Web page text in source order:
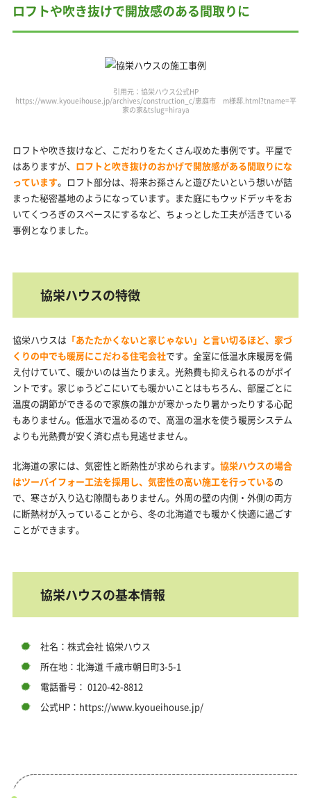
ロフトや吹き抜けで開放感のある間取りに
引用元：協栄ハウス公式HP
https://www.kyoueihouse.jp/archives/construction_c/恵庭市 m様邸.html?tname=平
家の家&tslug=hiraya
ロフトや吹き抜けなど、こだわりをたくさん収めた事例です。平屋で
はありますが、 ロフトと吹き抜けのおかげで開放感がある間取りにな
っています。ロフト部分は、将来お孫さんと遊びたいという想いが詰
まった秘密基地のようになっています。また庭にもウッドデッキをお
いてくつろぎのスペースにするなど、ちょっとした工夫が活きている
事例となりました。
協栄ハウスの特徴
協栄ハウスは 「あたたかくないと家じゃない」と言い切るほど、家づ
くりの中でも暖房にこだわる住宅会社です。全室に低温水床暖房を備
え付けていて、暖かいのは当たりまえ。光熱費も抑えられるのがポイ
ントです。家じゅうどこにいても暖かいことはもちろん、部屋ごとに
温度の調節ができるので家族の誰かが寒かったり暑かったりする心配
もありません。低温水で温めるので、高温の温水を使う暖房システム
よりも光熱費が安く済む点も見逃せません。
北海道の家には、気密性と断熱性が求められます。 協栄ハウスの場合
はツーバイフォー工法を採用し、気密性の高い施工を行っているの
で、寒さが入り込む隙間もありません。外周の壁の内側・外側の両方
に断熱材が入っていることから、冬の北海道でも暖かく快適に過ごす
ことができます。
協栄ハウスの基本情報
社名：株式会社 協栄ハウス
所在地：北海道 千歳市朝日町3-5-1
電話番号： 0120-42-8812
公式HP：https://www.kyoueihouse.jp/